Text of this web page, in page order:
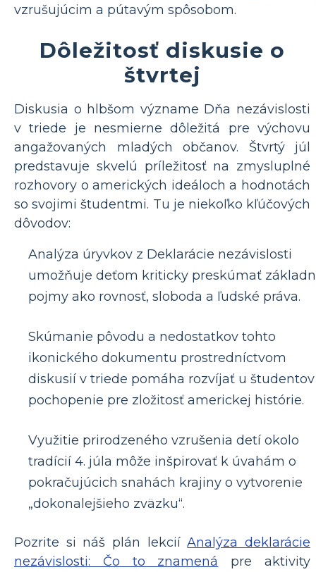
vzrušujúcim a pútavým spôsobom.
Dôležitosť diskusie o
štvrtej
Diskusia o hlbšom význame Dňa nezávislosti
v triede je nesmierne dôležitá pre výchovu
angažovaných mladých občanov. Štvrtý júl
predstavuje skvelú príležitosť na zmysluplné
rozhovory o amerických ideáloch a hodnotách
so svojimi študentmi. Tu je niekoľko kľúčových
dôvodov:
Analýza úryvkov z Deklarácie nezávislosti
umožňuje deťom kriticky preskúmať
pojmy ako rovnosť, sloboda a ľudské práva.
Skúmanie pôvodu a nedostatkov tohto
ikonického dokumentu prostredníctvom
diskusií v triede pomáha rozvíjať u študentov
pochopenie pre zložitosť americkej histórie.
Využitie prirodzeného vzrušenia detí okolo
tradícií 4. júla môže inšpirovať k úvahám o
pokračujúcich snahách krajiny o vytvorenie
„dokonalejšieho zväzku“.
Pozrite si náš plán lekciíAnalýza deklarácie
nezávislosti: Čo to znamená
pre aktivity